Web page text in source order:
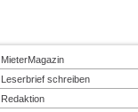
MieterMagazin
Leserbrief schreiben
Redaktion